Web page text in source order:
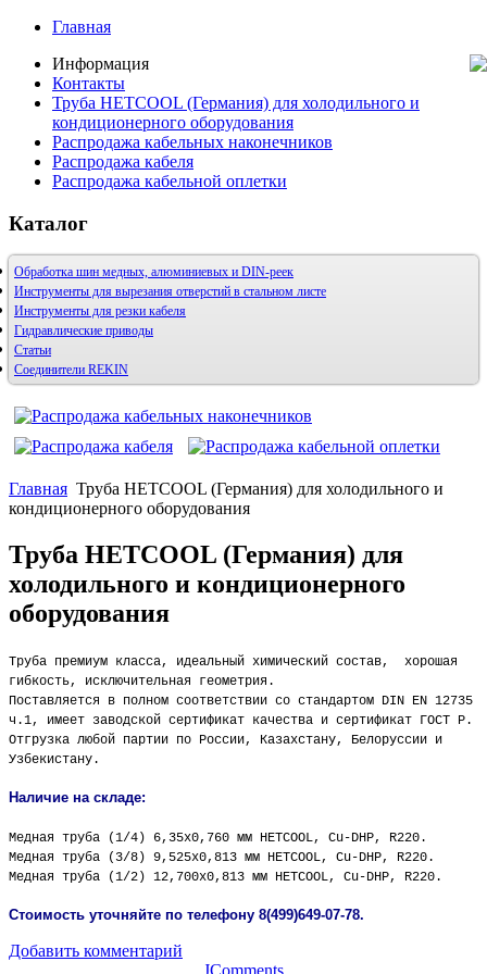
Главная
Информация
Контакты
Труба HETCOOL (Германия) для холодильного и
кондиционерного оборудования
Распродажа кабельных наконечников
Распродажа кабеля
Распродажа кабельной оплетки
Каталог
Обработка шин медных, алюминиевых и DIN-реек
Инструменты для вырезания отверстий в стальном листе
Инструменты для резки кабеля
Гидравлические приводы
Статьи
Соединители REKIN
Главная Труба HETCOOL (Германия) для холодильного и
кондиционерного оборудования
Труба HETCOOL (Германия) для
холодильного и кондиционерного
оборудования
Труба премиум класса, идеальный химический состав, хорошая
гибкость, исключительная геометрия.
Поставляется в полном соответствии со стандартом DIN EN 12735
ч.1, имеет заводской сертификат качества и сертификат ГОСТ Р.
Отгрузка любой партии по России, Казахстану, Белоруссии и
Узбекистану.
Наличие на складе:
Медная труба (1/4) 6,35х0,760 мм HETCOOL, Cu-DHP, R220.
Медная труба (3/8) 9,525х0,813 мм HETCOOL, Cu-DHP, R220.
Медная труба (1/2) 12,700х0,813 мм HETCOOL, Cu-DHP, R220.
Стоимость уточняйте по телефону 8(499)649-07-78.
Добавить комментарий